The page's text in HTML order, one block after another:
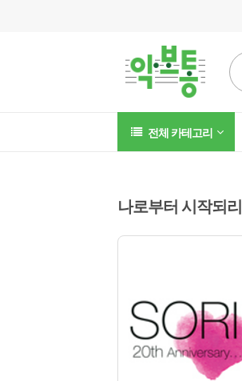
전체 카테고리
나로부터 시작되리